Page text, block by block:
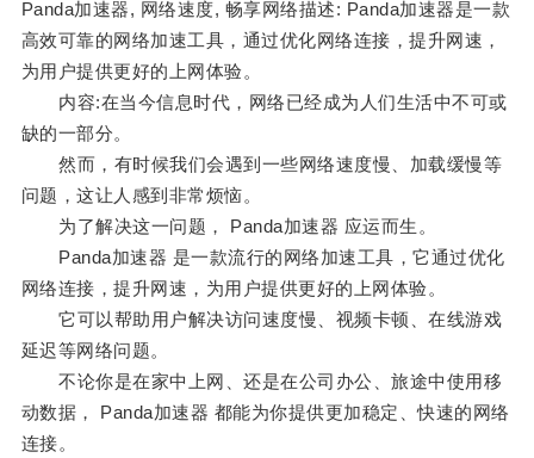
Panda加速器, 网络速度, 畅享网络描述: Panda加速器是一款
高效可靠的网络加速工具，通过优化网络连接，提升网速，
为用户提供更好的上网体验。
内容:在当今信息时代，网络已经成为人们生活中不可或
缺的一部分。
然而，有时候我们会遇到一些网络速度慢、加载缓慢等
问题，这让人感到非常烦恼。
为了解决这一问题， Panda加速器 应运而生。
Panda加速器 是一款流行的网络加速工具，它通过优化
网络连接，提升网速，为用户提供更好的上网体验。
它可以帮助用户解决访问速度慢、视频卡顿、在线游戏
延迟等网络问题。
不论你是在家中上网、还是在公司办公、旅途中使用移
动数据， Panda加速器 都能为你提供更加稳定、快速的网络
连接。